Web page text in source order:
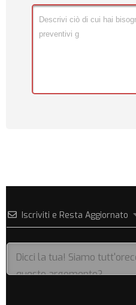
Iscriviti e Resta Aggiornato